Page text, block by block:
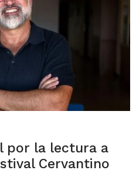
por la lectura a
Cervantino